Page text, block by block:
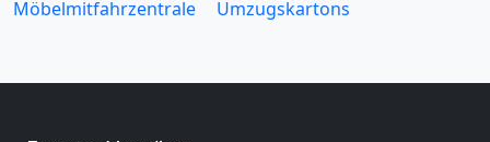
Möbelmitfahrzentrale
Umzugskartons